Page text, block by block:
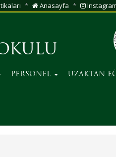
Anasayfa
PERSONEL UZAKTAN